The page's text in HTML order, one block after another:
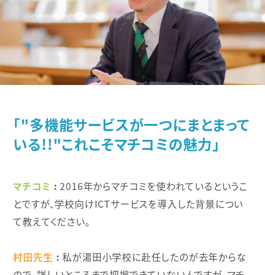
「"多機能サービスが一つにまとまって
いる!!"これこそマチコミの魅力」
マチコミ
2016年からマチコミを使われているというこ
とですが、学校向けICTサービスを導入した背景につい
て教えてください。
村田先生
私が湯田小学校に赴任したのが去年からな